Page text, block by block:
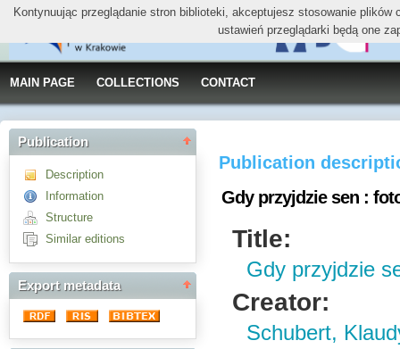
MAIN PAGE COLLECTIONS CONTACT
Publication
Description
Information
Structure
Similar editions
Export metadata
Publication
Gdy przyjdzie sen :
Title:
Gdy przyjdzie
Creator:
Schubert,
Kontynuując przeglądanie stron biblioteki, akceptujesz stosowanie
ustawień przeglądarki będą one